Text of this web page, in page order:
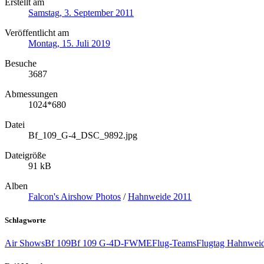
Erstellt am
Samstag, 3. September 2011
Veröffentlicht am
Montag, 15. Juli 2019
Besuche
3687
Abmessungen
1024*680
Datei
Bf_109_G-4_DSC_9892.jpg
Dateigröße
91 kB
Alben
Falcon's Airshow Photos /Hahnweide 2011
Schlagworte
Air ShowsBf 109Bf 109 G-4D-FWMEFlug-TeamsFlugtag